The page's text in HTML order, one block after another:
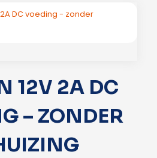
12V 2A DC
– ZONDER